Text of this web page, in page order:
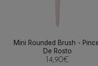
Mini Rounded Brush -
De Rosto
14,90€